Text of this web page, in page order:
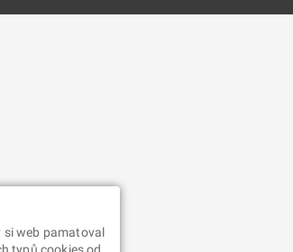
si web pamatoval